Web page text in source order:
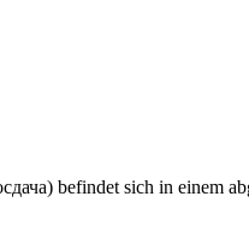
befindet sich in einem